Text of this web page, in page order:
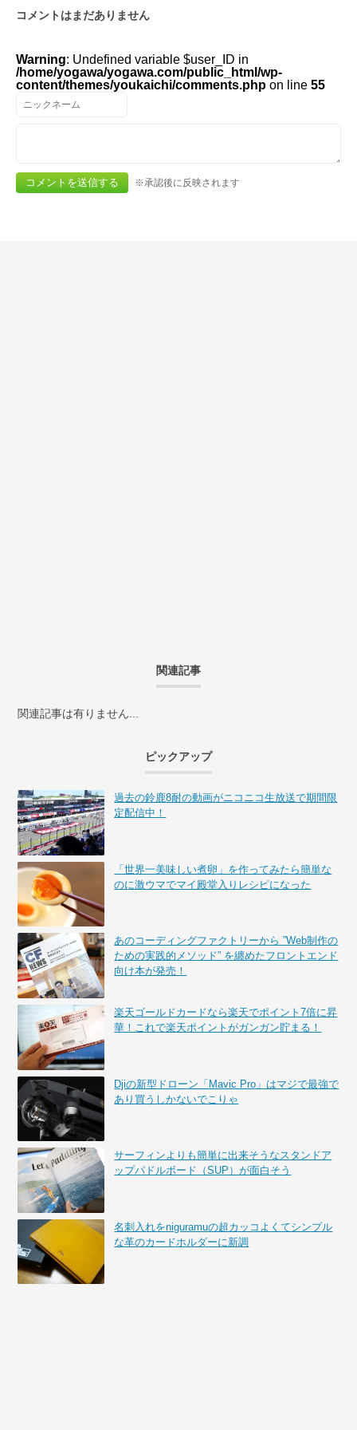
コメントはまだありません
Warning: Undefined variable $user_ID in
/home/yogawa/yogawa.com/public_html/wp-
content/themes/youkaichi/comments.php on line 55
※承認後に反映されます
関連記事
関連記事は有りません...
ピックアップ
過去の鈴鹿8耐の動画がニコニコ生放送で期間限
定配信中！
「世界一美味しい煮卵」を作ってみたら簡単な
のに激ウマでマイ殿堂入りレシピになった
あのコーディングファクトリーから ”Web制作の
ための実践的メソッド” を纏めたフロントエンド
向け本が発売！
楽天ゴールドカードなら楽天でポイント7倍に昇
華！これで楽天ポイントがガンガン貯まる！
Djiの新型ドローン「Mavic Pro」はマジで最強で
あり買うしかないでこりゃ
サーフィンよりも簡単に出来そうなスタンドア
ップパドルボード（SUP）が面白そう
名刺入れをniguramuの超カッコよくてシンプル
な革のカードホルダーに新調